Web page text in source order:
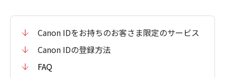
Canon IDをお持ちのお客さま限定のサービス
Canon IDの登録方法
FAQ